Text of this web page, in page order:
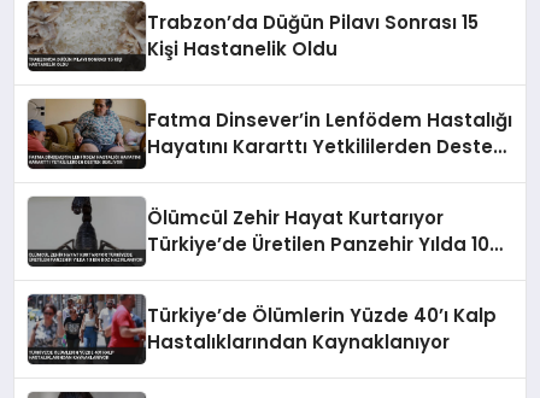
Trabzon’da Düğün Pilavı Sonrası 15
Kişi Hastanelik Oldu
Fatma Dinsever’in Lenfödem Hastalığı
Hayatını Kararttı Yetkililerden Destek
Ölümcül Zehir Hayat Kurtarıyor
Türkiye’de Üretilen Panzehir Yılda 10
Türkiye’de Ölümlerin Yüzde 40’ı Kalp
Hastalıklarından Kaynaklanıyor